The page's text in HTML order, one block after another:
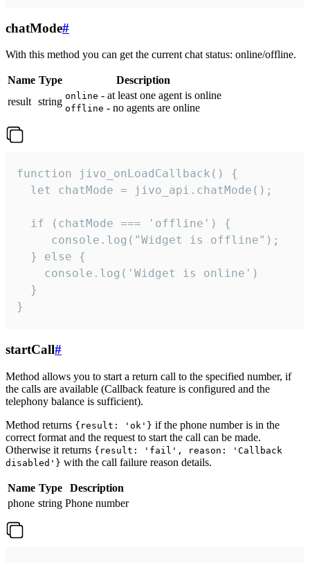
chatMode#
With this method you can get the current chat status: online/offline.
Name Type
Description
result string online - at least one agent is online
offline - no agents are online
function jivo_onLoadCallback() {
  let chatMode = jivo_api.chatMode();
  if (chatMode === 'offline') {
     console.log("Widget is offline");
  } else {
    console.log('Widget is online')
  }
}
startCall#
Method allows you to start a return call to the specified number, if
the calls are available (Callback feature is configured and the
telephony balance is sufficient).
Method returns {result: 'ok'} if the phone number is in the
correct format and the request to start the call can be made.
Otherwise it returns {result: 'fail', reason: 'Callback
disabled'} with the call failure reason details.
Name Type
Description
phone string Phone number